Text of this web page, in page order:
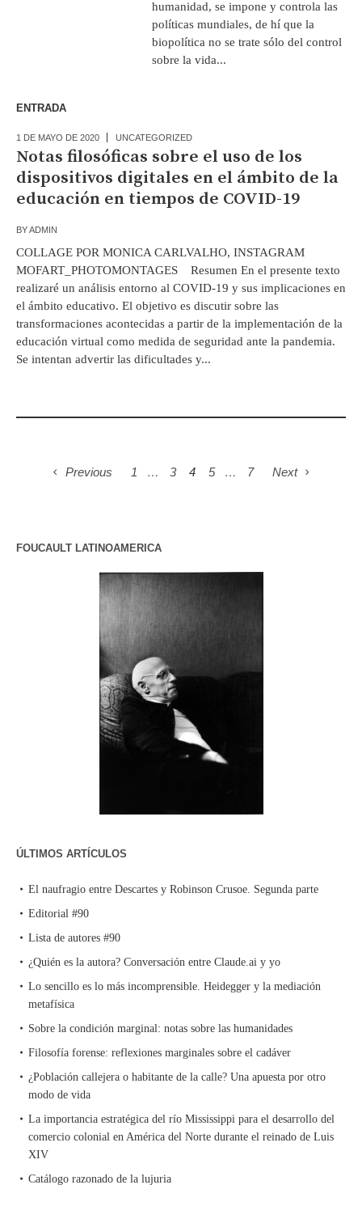
humanidad, se impone y controla las
políticas mundiales, de hí que la
biopolítica no se trate sólo del control
sobre la vida...
ENTRADA
1 DE MAYO DE 2020 UNCATEGORIZED
Notas filosóficas sobre el uso de los
dispositivos digitales en el ámbito de la
educación en tiempos de COVID-19
BYADMIN
COLLAGE POR MONICA CARLVALHO, INSTAGRAM
MOFART_PHOTOMONTAGES Resumen En el presente texto
realizaré un análisis entorno al COVID-19 y sus implicaciones en
el ámbito educativo. El objetivo es discutir sobre las
transformaciones acontecidas a partir de la implementación de la
educación virtual como medida de seguridad ante la pandemia.
Se intentan advertir las dificultades y...
Previous 1 … 3 4 5 … 7 Next
FOUCAULT LATINOAMERICA
ÚLTIMOS ARTÍCULOS
El naufragio entre Descartes y Robinson Crusoe. Segunda parte
Editorial #90
Lista de autores #90
¿Quién es la autora? Conversación entre Claude.ai y yo
Lo sencillo es lo más incomprensible. Heidegger y la mediación
metafísica
Sobre la condición marginal: notas sobre las humanidades
Filosofía forense: reflexiones marginales sobre el cadáver
¿Población callejera o habitante de la calle? Una apuesta por otro
modo de vida
La importancia estratégica del río Mississippi para el desarrollo del
comercio colonial en América del Norte durante el reinado de Luis
XIV
Catálogo razonado de la lujuria